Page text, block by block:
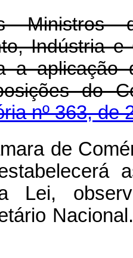
Indústria
a aplicação
do
nº 363, de
de
Lei,